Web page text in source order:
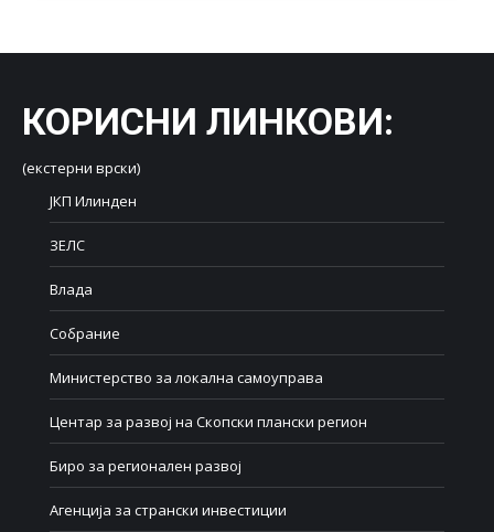
КОРИСНИ ЛИНКОВИ:
(екстерни врски)
ЈКП Илинден
ЗЕЛС
Влада
Собрание
Министерство за локална самоуправа
Центар за развој на Скопски плански регион
Биро за регионален развој
Агенција за странски инвестиции